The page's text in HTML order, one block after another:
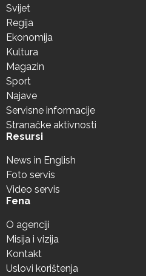
Svijet
Regija
Ekonomija
Kultura
Magazin
Sport
Najave
Servisne informacije
Stranačke aktivnosti
Resursi
News in English
Foto servis
Video servis
Fena
O agenciji
Misija i vizija
Kontakt
Uslovi korištenja